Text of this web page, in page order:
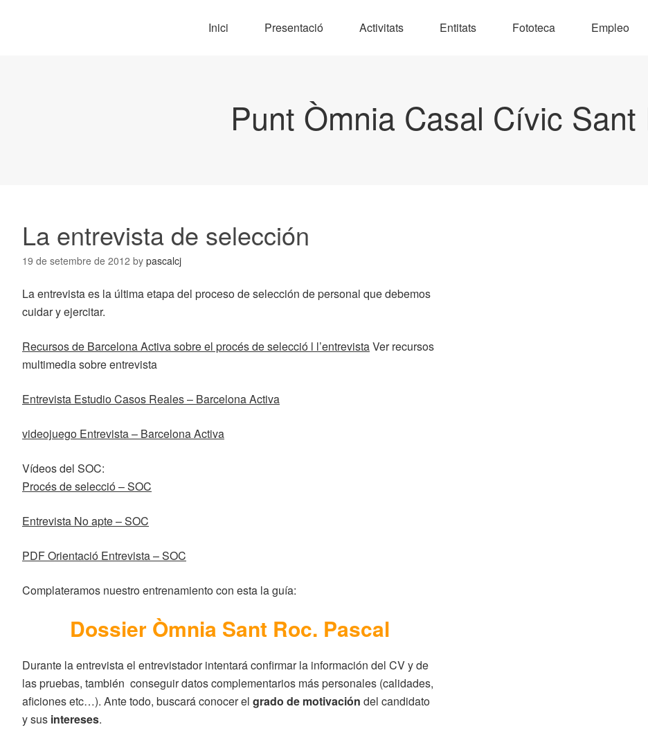
Inici Presentació Activitats Entitats Fototeca Empleo
Punt Òmnia Casal Cívic Sant
La entrevista de selección
19 de setembre de 2012 by pascalcj
La entrevista es la última etapa del proceso de selección de personal que debemos
cuidar y ejercitar.
Recursos de Barcelona Activa sobre el procés de selecció l l’entrevistaVer recursos
multimedia sobre entrevista
Entrevista Estudio Casos Reales – Barcelona Activa
videojuego Entrevista – Barcelona Activa
Vídeos del SOC:
Procés de selecció – SOC
Entrevista No apte – SOC
PDF Orientació Entrevista – SOC
Complateramos nuestro entrenamiento con esta la guía:
Dossier Òmnia Sant Roc. Pascal
Durante la entrevista el entrevistador intentará confirmar la información del CV y de
las pruebas, también conseguir datos complementarios más personales (calidades,
aficiones etc…). Ante todo, buscará conocer el grado de motivación del candidato
y sus intereses.